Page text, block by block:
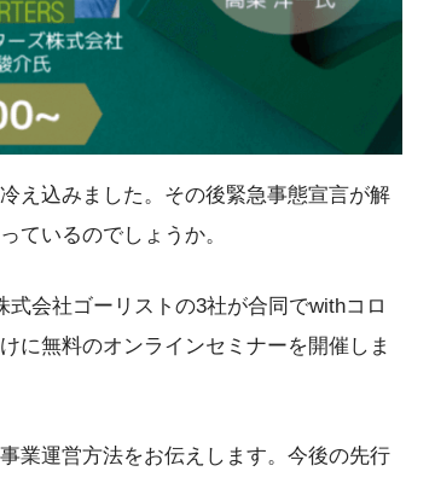
え込みました。その後緊急事態宣言が解
ているのでしょうか。
会社ゴーリストの3社が合同でwithコロ
に無料のオンラインセミナーを開催しま
業運営方法をお伝えします。今後の先行